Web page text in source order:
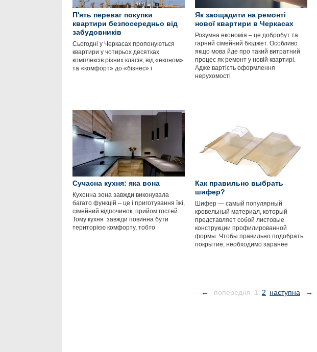
П'ять переваг покупки
квартири безпосередньо від
забудовників
Сьогодні у Черкасах пропонуються
квартири у чотирьох десятках
комплексів різних класів, від «економ»
та «комфорт» до «бізнес» і
Як заощадити на ремонті
нової квартири в Черкасах
Розумна економія – це добробут та
гарний сімейний бюджет. Особливо
якщо мова йде про такий витратний
процес як ремонт у новій квартирі.
Адже вартість оформлення
нерухомості
Сучасна кухня: яка вона
Кухонна зона завжди виконувала
багато функцій – це і приготування їжі,
сімейний відпочинок, прийом гостей.
Тому кухня завжди повинна бути
територією комфорту, тобто
Как правильно выбрать
шифер?
Шифер — самый популярный
кровельный материал, который
представляет собой листовые
конструкции профилированной
формы. Чтобы правильно подобрать
покрытие, необходимо заранее
← попередня 1 2 наступна →